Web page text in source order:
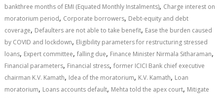
bankthree months of EMI (Equated Monthly Instalments), Charge interest on
moratorium period, Corporate borrowers, Debt-equity and debt
coverage, Defaulters are not able to take benefit, Ease the burden caused
by COVID and lockdown, Eligibility parameters for restructuring stressed
loans, Expert committee,falling due, Finance Minister Nirmala Sitharaman,
Financial parameters, Financial stress,former ICICI Bank chief executive
chairman K.V. Kamath, Idea of the moratorium, K.V. Kamath, Loan
moratorium, Loans accounts default, Mehta told the apex court, Mitigate